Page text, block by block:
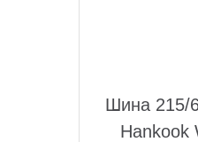
Шина 215/
Hankook